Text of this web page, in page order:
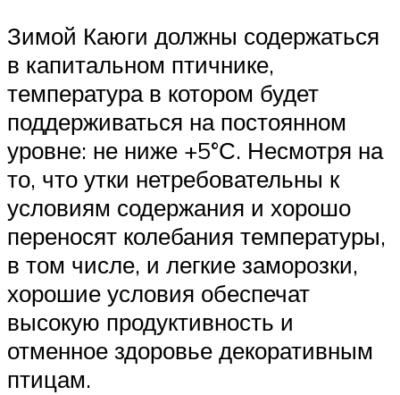
Зимой Каюги должны содержаться
в капитальном птичнике,
температура в котором будет
поддерживаться на постоянном
уровне: не ниже +5°С. Несмотря на
то, что утки нетребовательны к
условиям содержания и хорошо
переносят колебания температуры,
в том числе, и легкие заморозки,
хорошие условия обеспечат
высокую продуктивность и
отменное здоровье декоративным
птицам.